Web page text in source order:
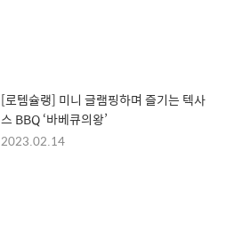
[로템슐랭] 미니 글램핑하며 즐기는 텍사
스 BBQ ‘바베큐의왕’
2023.02.14